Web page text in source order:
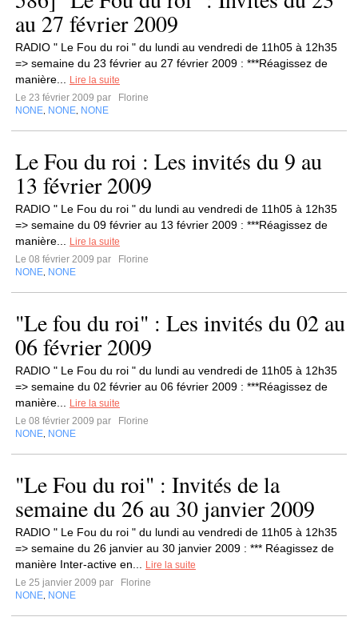
au 27 février 2009
RADIO " Le Fou du roi " du lundi au vendredi de 11h05 à 12h35
=> semaine du 23 février au 27 février 2009 : ***Réagissez de
manière...
Lire la suite
Le 23 février 2009 par
Florine
NONE NONE NONE
Le Fou du roi : Les invités du 9 au
13 février 2009
RADIO " Le Fou du roi " du lundi au vendredi de 11h05 à 12h35
=> semaine du 09 février au 13 février 2009 : ***Réagissez de
manière...
Lire la suite
Le 08 février 2009 par
Florine
NONE NONE
"Le fou du roi" : Les invités du 02 au
06 février 2009
RADIO " Le Fou du roi " du lundi au vendredi de 11h05 à 12h35
=> semaine du 02 février au 06 février 2009 : ***Réagissez de
manière...
Lire la suite
Le 08 février 2009 par
Florine
NONE NONE
"Le Fou du roi" : Invités de la
semaine du 26 au 30 janvier 2009
RADIO " Le Fou du roi " du lundi au vendredi de 11h05 à 12h35
=> semaine du 26 janvier au 30 janvier 2009 : *** Réagissez de
manière Inter-active en...
Lire la suite
Le 25 janvier 2009 par
Florine
NONE NONE